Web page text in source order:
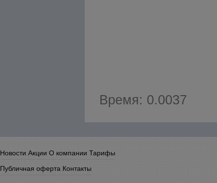
Время: 0.0037
Новости Акции О компании Тарифы
Публичная оферта Контакты